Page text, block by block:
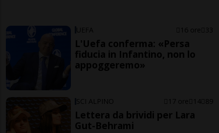
UEFA 16 ore 33
L'Uefa conferma: «Persa
fiducia in Infantino, non lo
appoggeremo»
SCI ALPINO 17 ore 14 89
Lettera da brividi per Lara
Gut-Behrami